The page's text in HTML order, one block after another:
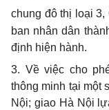
chung đô thị loại 3,
ban nhân dân
định hiện hành.
3. Về việc cho
thông minh tại một
Nội; giao Hà Nội